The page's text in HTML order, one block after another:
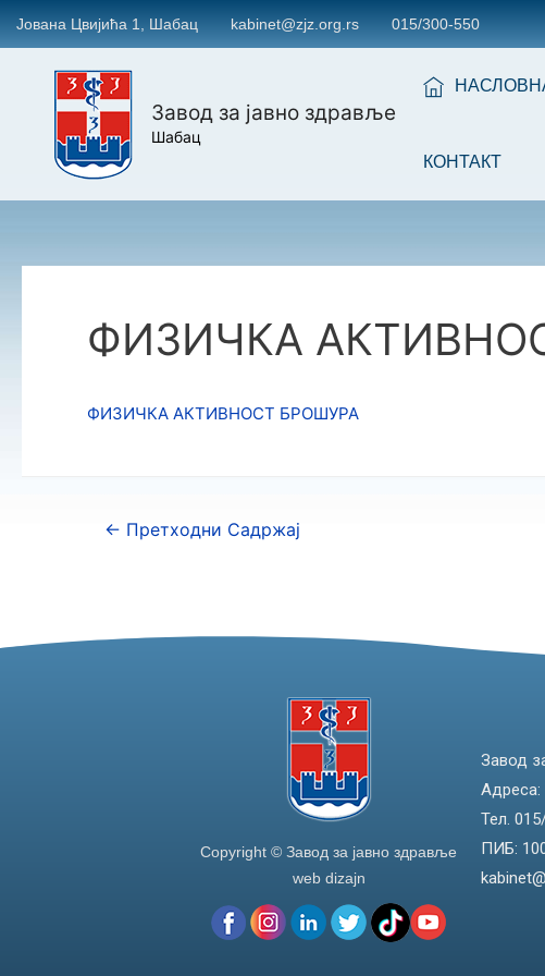
Јована Цвијића 1, Шабац kabinet@zjz.org.rs 015/300-550
Завод за јавно здравље
Шабац
КОНТАКТ
ФИЗИЧКА
ФИЗИЧКА АКТИВНОСТ БРОШУРА
← Претходни Садржај
Copyright © Завод за јавно здравље
web dizajn
Завод
Адреса:
Тел.
ПИБ: